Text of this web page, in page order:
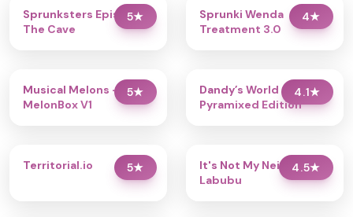
5★
Sprunksters Episode 2:
The Cave
4★
Sprunki Wenda
Treatment 3.0
5★
Musical Melons –
MelonBox V1
4.1★
Dandy’s World
Pyramixed Edition
5★
Territorial.io 4.5★
It's Not My Neighbor:
Labubu